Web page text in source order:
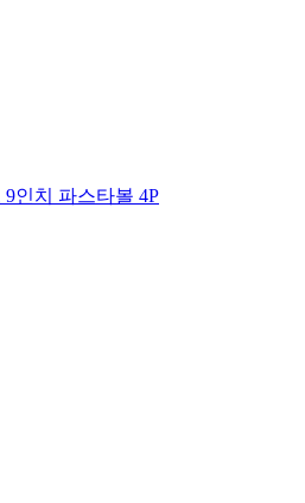
인치 파스타볼 4P